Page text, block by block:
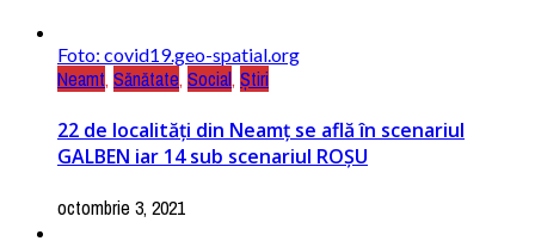
Foto: covid19.geo-spatial.org
Neamt, Sănătate, Social, Știri
22 de localități din Neamț se află în scenariul
GALBEN iar 14 sub scenariul ROȘU
octombrie 3, 2021